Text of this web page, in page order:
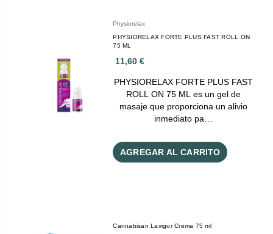
Physiorelax
PHYSIORELAX FORTE PLUS FAST ROLL ON
75 ML
11,60 €
PHYSIORELAX FORTE PLUS FAST
ROLL ON 75 ML es un gel de
masaje que proporciona un alivio
inmediato pa…
AGREGAR AL CARRITO
Cannabisan Lavigor Crema 75 ml